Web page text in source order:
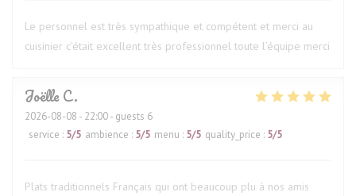
Le personnel est très sympathique et compétent et merci au
cuisinier c’était excellent très professionnel toute l’équipe merci
JoëlleC
2026-08-08 - 22:00 - guests 6
service : 5/5 ambience : 5/5 menu : 5/5 quality_price : 5/5
Plats traditionnels Français qui ont beaucoup plu à nos amis